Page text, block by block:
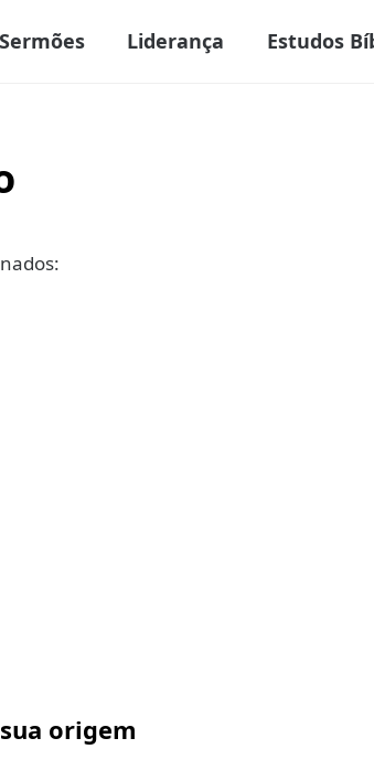
Liderança Estudos
origem